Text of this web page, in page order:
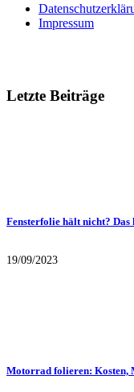
Impressum
Letzte Beiträge
Fensterfolie hält nicht? Das
19/09/2023
Motorrad folieren: Kosten,